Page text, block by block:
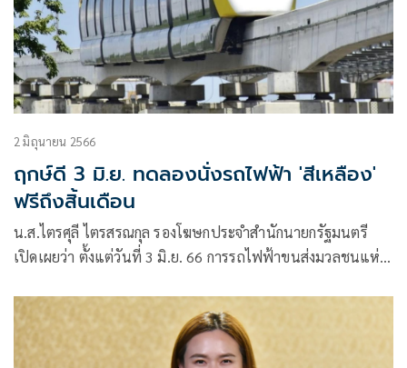
2 มิถุนายน 2566
ฤกษ์ดี 3 มิ.ย. ทดลองนั่งรถไฟฟ้า 'สีเหลือง'
ฟรีถึงสิ้นเดือน
น.ส.ไตรศุลี ไตรสรณกุล รองโฆษกประจำสำนักนายกรัฐมนตรี
เปิดเผยว่า ตั้งแต่วันที่ 3 มิ.ย. 66 การรถไฟฟ้าขนส่งมวลชนแห่ง